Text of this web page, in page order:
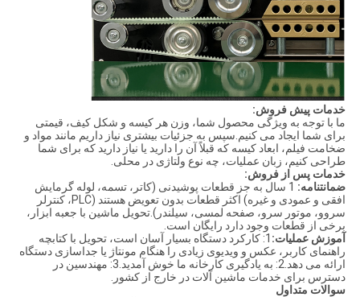
خدمات پیش فروش:
ما با توجه به ویژگی محصول شما، وزن هر کیسه و شکل کیف، قیمتی
برای شما ایجاد می کنیم.سپس به جزئیات بیشتری نیاز داریم مانند مواد و
ضخامت فیلم، ابعاد کیسه که قبلاً آن را دارید یا نیاز دارید که برای شما
طراحی کنیم، زبان عملیات، چه نوع ولتاژی در محلی.
خدمات پس از فروش:
ضمانتنامه:
1 سال به جز قطعات پوشیدنی (کاتر، تسمه، لوله گرمایش
افقی و عمودی و غیره) اکثر قطعات بدون تعویض هستند (PLC، کنترلر
سروو، موتور سرو، صفحه لمسی، سیلندر).تحویل ماشین با جعبه ابزار،
برخی از قطعات وجود دارد رایگان است.
آموزش عملیات:
1: کارکرد دستگاه بسیار آسان است، تحویل با کتابچه
راهنمای کاربر، عکس و ویدیوی زیادی را هنگام مونتاژ یا جداسازی دستگاه
ارائه می دهد.2: به یادگیری کارخانه ما خوش آمدید.3: مهندسین در
دسترس برای خدمات ماشین آلات در خارج از کشور.
سوالات متداول